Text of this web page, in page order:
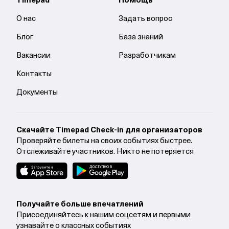
О нас
Блог
Вакансии
Контакты
Документы
Задать вопрос
База знаний
Разработчикам
Cкачайте Timepad Check-in для организаторов
Проверяйте билеты на своих событиях быстрее.
Отслеживайте участников. Никто не потеряется
Получайте больше впечатлений
Присоединяйтесь к нашим соцсетям и первыми
узнавайте о классных событиях